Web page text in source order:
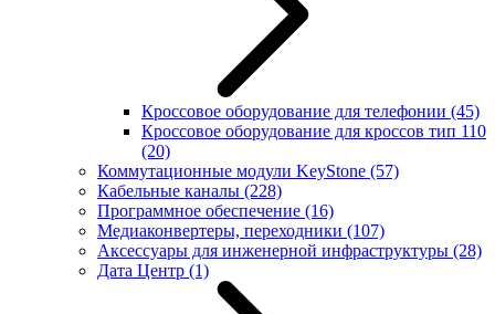
Кроссовое оборудование для телефонии (45)
Кроссовое оборудование для кроссов тип 110
(20)
Коммутационные модули KeyStone (57)
Кабельные каналы (228)
Программное обеспечение (16)
Медиаконвертеры, переходники (107)
Аксессуары для инженерной инфраструктуры (28)
Дата Центр (1)